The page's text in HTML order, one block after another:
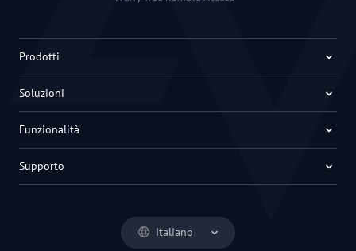
Italiano
Prodotti
Soluzioni
Funzionalità
Supporto